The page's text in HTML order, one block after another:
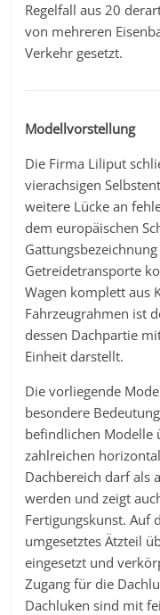
Regelfall aus 20
von mehreren
Verkehr gesetzt.
Modellvorstellung
Die Firma Liliput
vierachsigen
weitere Lücke an
dem europäischen
Getreidetransporte
Wagen komplett aus
Fahrzeugrahmen ist
dessen Dachpartie
Einheit darstellt.
Die vorliegende
besondere
befindlichen Modelle
zahlreichen
Dachbereich darf als
werden und zeigt
Fertigungskunst. Auf
umgesetztes Ätzteil
eingesetzt und
Zugang für die
Dachluken sind mit